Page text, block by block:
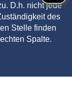
D.h. nicht jede
des
Stelle finden
Spalte.